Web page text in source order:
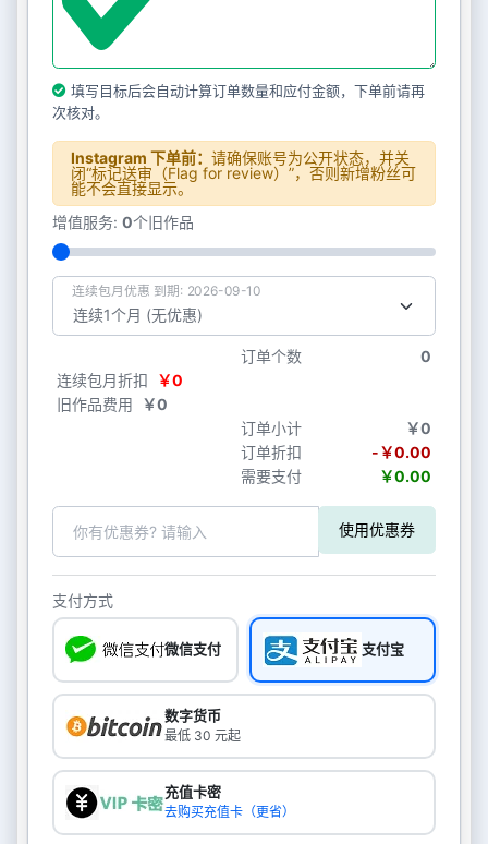
填写目标后会自动计算订单数量和应付金额，下单前请再
次核对。
Instagram 下单前： 请确保账号为公开状态，并关
闭“标记送审（Flag for review）”，否则新增粉丝可
能不会直接显示。
增值服务: 0个旧作品
连续包月优惠 到期: 2026-09-10
订单个数
0
连续包月折扣
￥0
旧作品费用
￥0
订单小计
￥0
订单折扣
-￥0.00
需要支付
￥0.00
使用优惠券
支付方式
微信支付 支付宝
数字货币
最低 30 元起
充值卡密
去购买充值卡（更省）